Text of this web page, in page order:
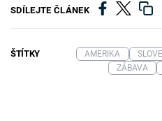
SDÍLEJTE ČLÁNEK
ŠTÍTKY AMERIKA
ZÁBAVA